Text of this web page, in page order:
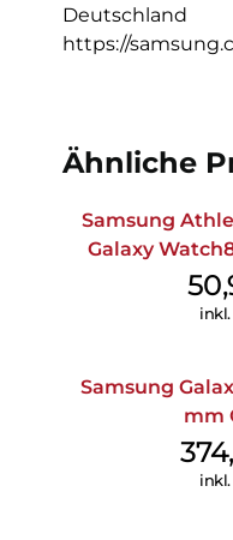
Deutschland
https://
Ähnliche
Samsung
Galaxy
Samsung
mm